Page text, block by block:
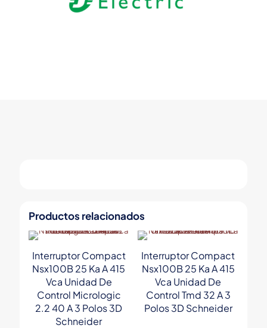
Productos relacionados
Interruptor Compact
Nsx100B 25 Ka A 415
Vca Unidad De
Control Micrologic
2.2 40 A 3 Polos 3D
Schneider
Interruptor Compact
Nsx100B 25 Ka A 415
Vca Unidad De
Control Tmd 32 A 3
Polos 3D Schneider